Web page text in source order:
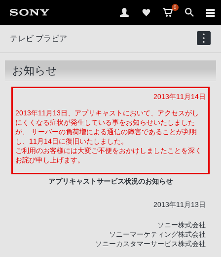
0
テレビ ブラビア
お知らせ
2013年11月14日
2013年11月13日、アプリキャストにおいて、アクセスがし
にくくなる症状が発生している事をお知らせいたしました
が、 サーバーの負荷増による通信の障害であることが判明
し、11月14日に復旧いたしました。
ご利用のお客様には大変ご不便をおかけしましたことを深く
お詫び申し上げます。
アプリキャストサービス状況のお知らせ
2013年11月13日
ソニー株式会社
ソニーマーケティング株式会社
ソニーカスタマーサービス株式会社